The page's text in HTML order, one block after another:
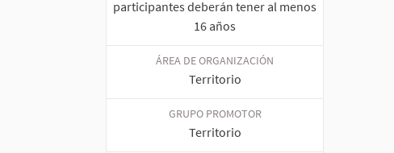
participantes deberán tener al menos
16 años
ÁREA DE ORGANIZACIÓN
Territorio
GRUPO PROMOTOR
Territorio